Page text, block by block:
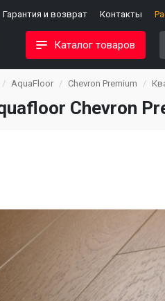
Гарантия и возврат Контакты
Каталог товаров
AquaFloor Chevron Premium
Chevron